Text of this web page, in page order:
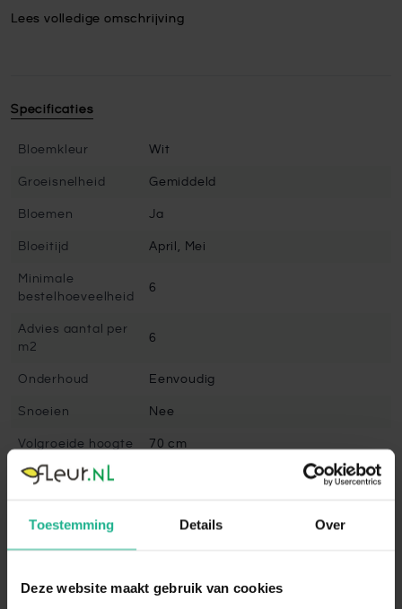
Toestemming Details Over
Deze website maakt gebruik van cookies
Lees volledige omschrijving
Specificaties
Bloemkleur Wit
Groeisnelheid Gemiddeld
Bloemen Ja
Bloeitijd April, Mei
Minimale
bestelhoeveelheid
6
Advies aantal per
m2
6
Onderhoud Eenvoudig
Snoeien Nee
Volgroeide hoogte 70 cm
Winterhard